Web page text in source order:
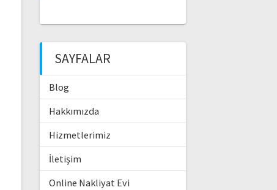
SAYFALAR
Blog
Hakkımızda
Hizmetlerimiz
İletişim
Online Nakliyat Evi